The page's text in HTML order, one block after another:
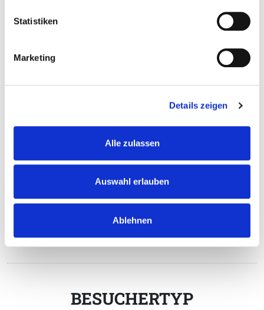
Statistiken
Marketing
Details zeigen
Alle zulassen
Auswahl erlauben
Ablehnen
ALTER
BESUCHERTYP